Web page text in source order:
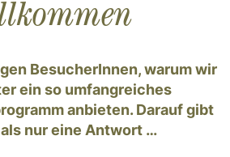
BesucherInnen, warum wir
ein so umfangreiches
anbieten. Darauf gibt
nur eine Antwort …